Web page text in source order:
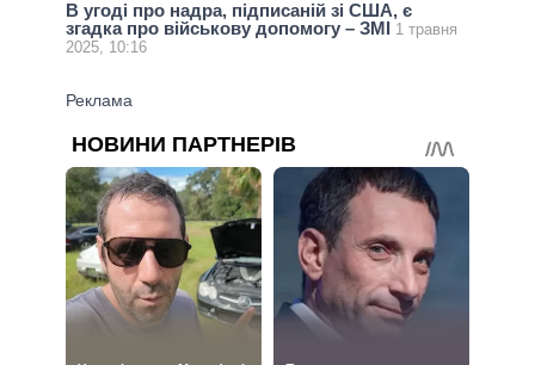
В угоді про надра, підписаній зі США, є
згадка про військову допомогу – ЗМІ 1 травня
2025, 10:16